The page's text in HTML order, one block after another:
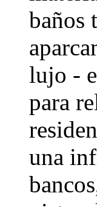
baños
lujo -
para
una